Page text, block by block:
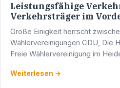
Leistungsfähige
Verkehrsträger im
Große Einigkeit herrscht
Wählervereinigungen CDU, Die
Freie Wählervereinigung im
Bahnhofsvorplatzes …
Weiterlesen →